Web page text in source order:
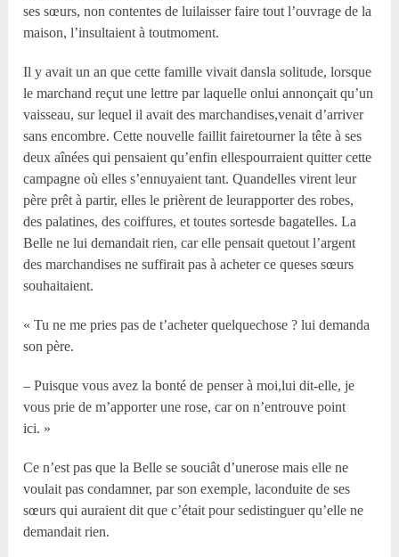
ses sœurs, non contentes de luilaisser faire tout l’ouvrage de la
maison, l’insultaient à toutmoment.
Il y avait un an que cette famille vivait dansla solitude, lorsque
le marchand reçut une lettre par laquelle onlui annonçait qu’un
vaisseau, sur lequel il avait des marchandises,venait d’arriver
sans encombre. Cette nouvelle faillit fairetourner la tête à ses
deux aînées qui pensaient qu’enfin ellespourraient quitter cette
campagne où elles s’ennuyaient tant. Quandelles virent leur
père prêt à partir, elles le prièrent de leurapporter des robes,
des palatines, des coiffures, et toutes sortesde bagatelles. La
Belle ne lui demandait rien, car elle pensait quetout l’argent
des marchandises ne suffirait pas à acheter ce queses sœurs
souhaitaient.
« Tu ne me pries pas de t’acheter quelquechose ? lui demanda
son père.
– Puisque vous avez la bonté de penser à moi,lui dit-elle, je
vous prie de m’apporter une rose, car on n’entrouve point
ici. »
Ce n’est pas que la Belle se souciât d’unerose mais elle ne
voulait pas condamner, par son exemple, laconduite de ses
sœurs qui auraient dit que c’était pour sedistinguer qu’elle ne
demandait rien.